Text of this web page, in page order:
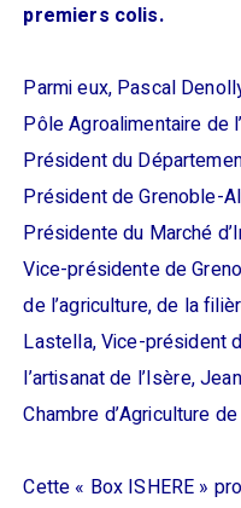
premiers colis.
Parmi eux, Pascal
Pôle Agroalimentaire de
Président du
Président de Grenoble-
Présidente du Marché
Vice-présidente de
de l’agriculture, de la
Lastella, Vice-président
l’artisanat de l’Isère,
Chambre d’Agriculture de
Cette « Box ISHERE »